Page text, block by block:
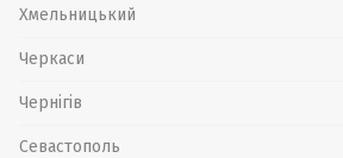
Хмельницький
Черкаси
Чернігів
Севастополь